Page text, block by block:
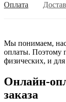
Оплата
Мы понимаем,
оплаты. Поэтому
физических, и
Онлайн-
заказа